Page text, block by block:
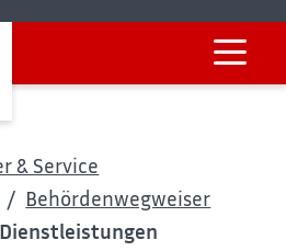
& Service
Behördenwegweiser